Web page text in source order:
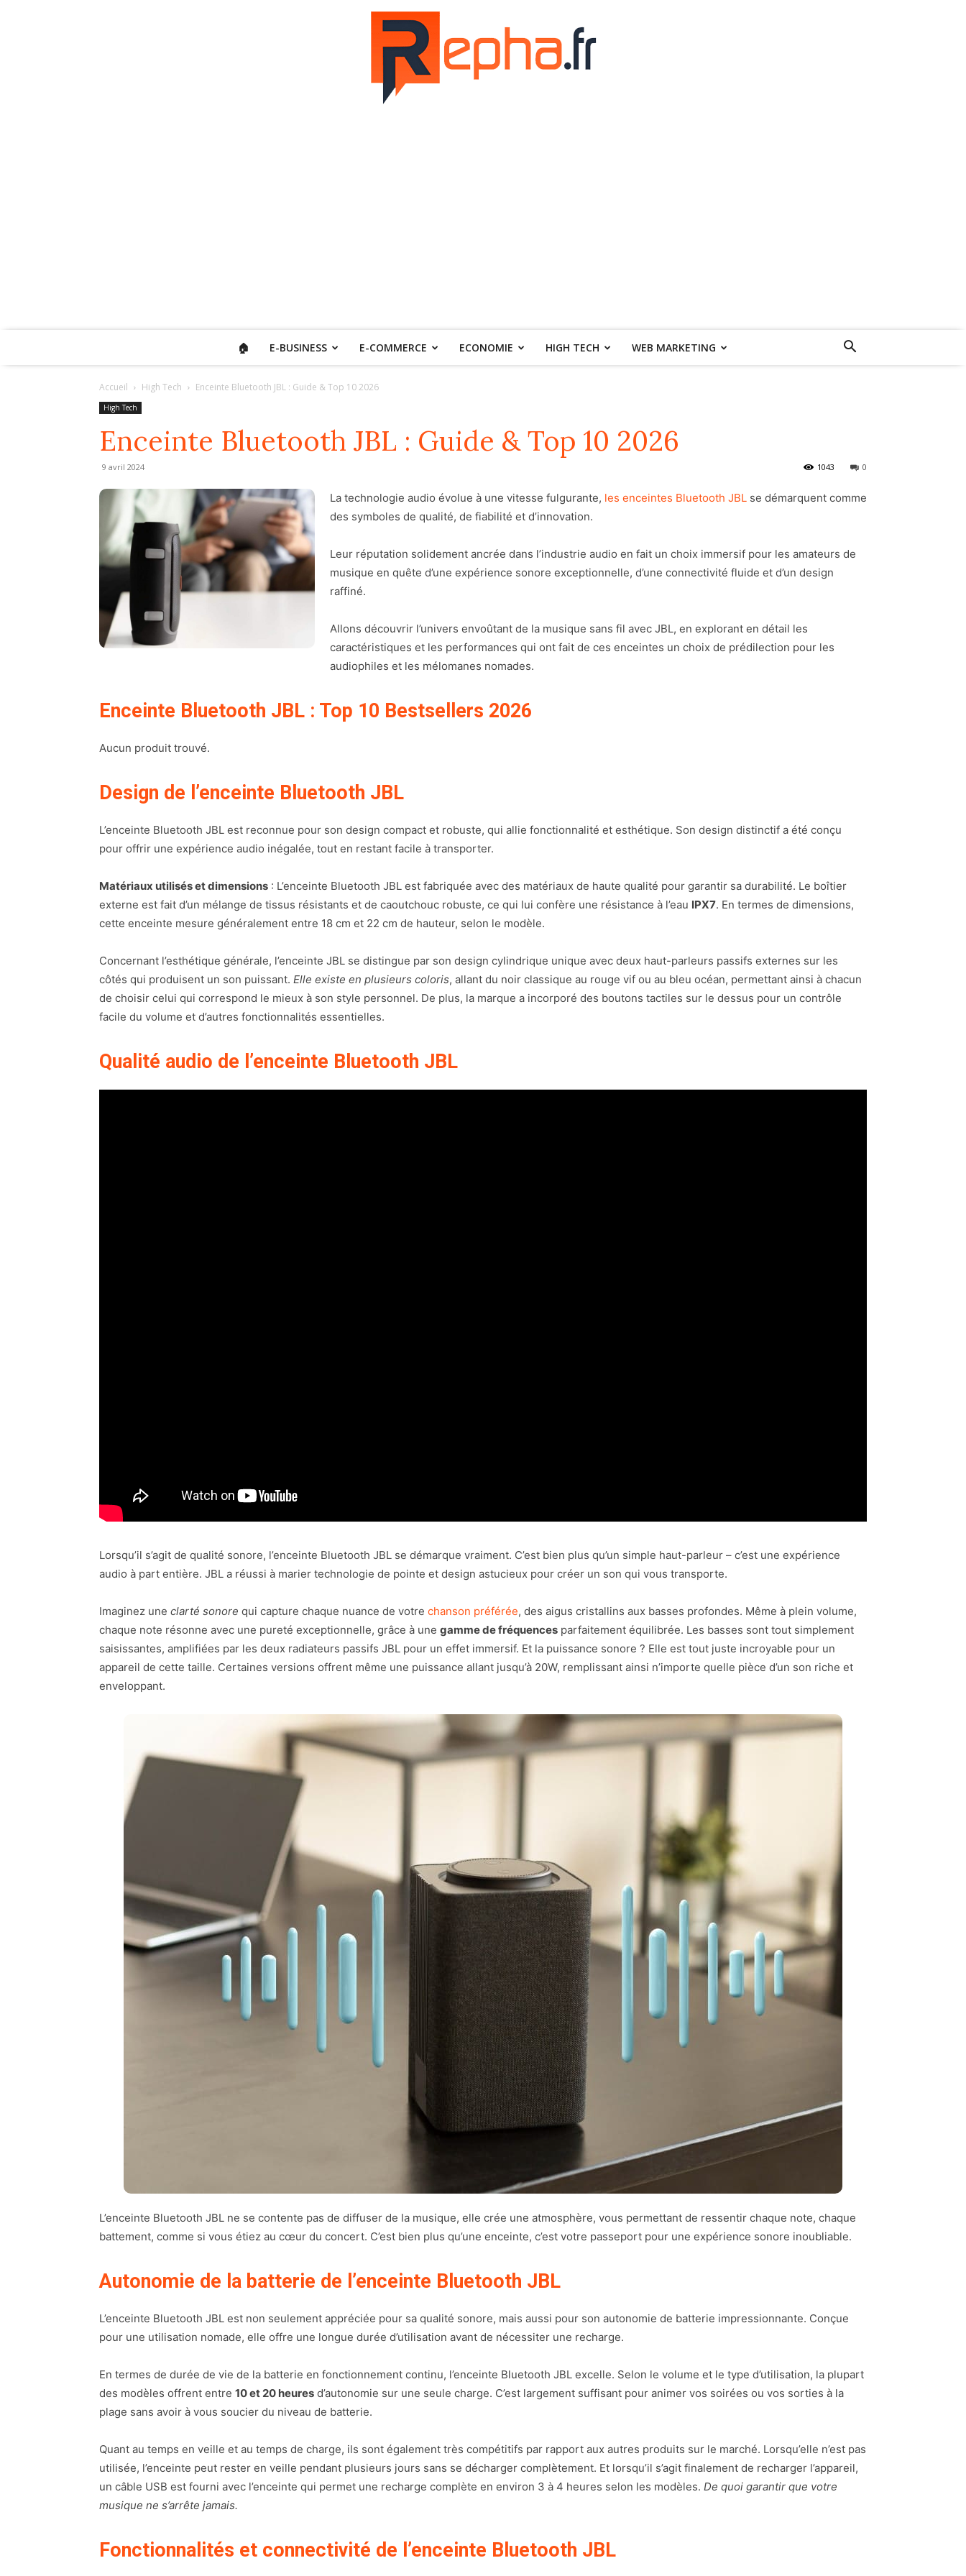
🏠 E-BUSINESS E-COMMERCE ECONOMIE HIGH TECH WEB MARKETING
Accueil High Tech Enceinte Bluetooth JBL : Guide & Top 10 2026
High Tech
Enceinte Bluetooth JBL : Guide & Top 10 2026
9 avril 2024 0
1043
La technologie audio évolue à une vitesse fulgurante, les enceintes Bluetooth JBL se démarquent comme
des symboles de qualité, de fiabilité et d’innovation.
Leur réputation solidement ancrée dans l’industrie audio en fait un choix immersif pour les amateurs de
musique en quête d’une expérience sonore exceptionnelle, d’une connectivité fluide et d’un design
raffiné.
Allons découvrir l’univers envoûtant de la musique sans fil avec JBL, en explorant en détail les
caractéristiques et les performances qui ont fait de ces enceintes un choix de prédilection pour les
audiophiles et les mélomanes nomades.
Enceinte Bluetooth JBL : Top 10 Bestsellers 2026
Aucun produit trouvé.
Design de l’enceinte Bluetooth JBL
L’enceinte Bluetooth JBL est reconnue pour son design compact et robuste, qui allie fonctionnalité et esthétique. Son design distinctif a été conçu
pour offrir une expérience audio inégalée, tout en restant facile à transporter.
Matériaux utilisés et dimensions : L’enceinte Bluetooth JBL est fabriquée avec des matériaux de haute qualité pour garantir sa durabilité. Le boîtier
externe est fait d’un mélange de tissus résistants et de caoutchouc robuste, ce qui lui confère une résistance à l’eau IPX7. En termes de dimensions,
cette enceinte mesure généralement entre 18 cm et 22 cm de hauteur, selon le modèle.
Concernant l’esthétique générale, l’enceinte JBL se distingue par son design cylindrique unique avec deux haut-parleurs passifs externes sur les
côtés qui produisent un son puissant. Elle existe en plusieurs coloris, allant du noir classique au rouge vif ou au bleu océan, permettant ainsi à chacun
de choisir celui qui correspond le mieux à son style personnel. De plus, la marque a incorporé des boutons tactiles sur le dessus pour un contrôle
facile du volume et d’autres fonctionnalités essentielles.
Qualité audio de l’enceinte Bluetooth JBL
Lorsqu’il s’agit de qualité sonore, l’enceinte Bluetooth JBL se démarque vraiment. C’est bien plus qu’un simple haut-parleur – c’est une expérience
audio à part entière. JBL a réussi à marier technologie de pointe et design astucieux pour créer un son qui vous transporte.
Imaginez une clarté sonore qui capture chaque nuance de votre chanson préférée, des aigus cristallins aux basses profondes. Même à plein volume,
chaque note résonne avec une pureté exceptionnelle, grâce à une gamme de fréquences parfaitement équilibrée. Les basses sont tout simplement
saisissantes, amplifiées par les deux radiateurs passifs JBL pour un effet immersif. Et la puissance sonore ? Elle est tout juste incroyable pour un
appareil de cette taille. Certaines versions offrent même une puissance allant jusqu’à 20W, remplissant ainsi n’importe quelle pièce d’un son riche et
enveloppant.
L’enceinte Bluetooth JBL ne se contente pas de diffuser de la musique, elle crée une atmosphère, vous permettant de ressentir chaque note, chaque
battement, comme si vous étiez au cœur du concert. C’est bien plus qu’une enceinte, c’est votre passeport pour une expérience sonore inoubliable.
Autonomie de la batterie de l’enceinte Bluetooth JBL
L’enceinte Bluetooth JBL est non seulement appréciée pour sa qualité sonore, mais aussi pour son autonomie de batterie impressionnante. Conçue
pour une utilisation nomade, elle offre une longue durée d’utilisation avant de nécessiter une recharge.
En termes de durée de vie de la batterie en fonctionnement continu, l’enceinte Bluetooth JBL excelle. Selon le volume et le type d’utilisation, la plupart
des modèles offrent entre 10 et 20 heures d’autonomie sur une seule charge. C’est largement suffisant pour animer vos soirées ou vos sorties à la
plage sans avoir à vous soucier du niveau de batterie.
Quant au temps en veille et au temps de charge, ils sont également très compétitifs par rapport aux autres produits sur le marché. Lorsqu’elle n’est pas
utilisée, l’enceinte peut rester en veille pendant plusieurs jours sans se décharger complètement. Et lorsqu’il s’agit finalement de recharger l’appareil,
un câble USB est fourni avec l’enceinte qui permet une recharge complète en environ 3 à 4 heures selon les modèles. De quoi garantir que votre
musique ne s’arrête jamais.
Fonctionnalités et connectivité de l’enceinte Bluetooth JBL